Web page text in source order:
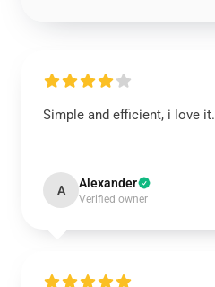
Simple and efficient, i love it.
A Alexander
Verified owner